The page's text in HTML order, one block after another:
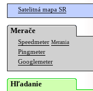
Satelitná mapa SR
Merače
Speedmeter Merania
Pingmeter
Googlemeter
Hľadanie